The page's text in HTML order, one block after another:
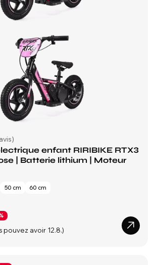
enfant RIRIBIKE RTX3
| Batterie lithium | Moteur
50 cm 60 cm
pouvez avoir 12.8.)